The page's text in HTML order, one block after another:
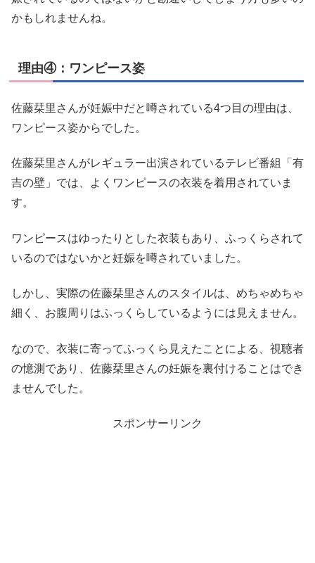
かもしれませんね。
理由④：ワンピース姿
佐藤栞里さんが妊娠中だと噂されている4つ目の理由は、
ワンピース姿からでした。
佐藤栞里さんがレギュラー出演されているテレビ番組「有
吉の壁」では、よくワンピースの衣装を着用されていま
す。
ワンピースはゆったりとした衣装もあり、ふっくらされて
いるのではないかと妊娠を噂されていました。
しかし、実際の佐藤栞里さんのスタイルは、めちゃめちゃ
細く、お腹周りはふっくらしているようには見えません。
なので、衣装に寄ってふっくら見えたことによる、視聴者
の憶測であり、佐藤栞里さんの妊娠を裏付けることはでき
ませんでした。
スポンサーリンク